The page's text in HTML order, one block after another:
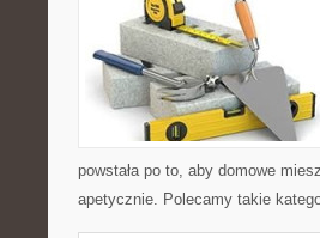
powstała po to, aby domowe
apetycznie. Polecamy takie